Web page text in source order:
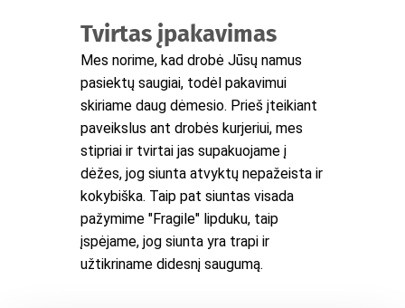
Tvirtas įpakavimas
Mes norime, kad drobė Jūsų namus
pasiektų saugiai, todėl pakavimui
skiriame daug dėmesio. Prieš įteikiant
paveikslus ant drobės kurjeriui, mes
stipriai ir tvirtai jas supakuojame į
dėžes, jog siunta atvyktų nepažeista ir
kokybiška. Taip pat siuntas visada
pažymime "Fragile" lipduku, taip
įspėjame, jog siunta yra trapi ir
užtikriname didesnį saugumą.